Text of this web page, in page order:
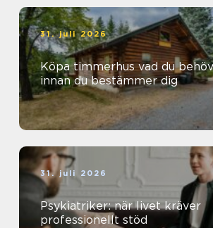
31. juli 2026
Köpa timmerhus vad du behöver veta
innan du bestämmer dig
31. juli 2026
Psykiatriker: när livet kräver
professionellt stöd